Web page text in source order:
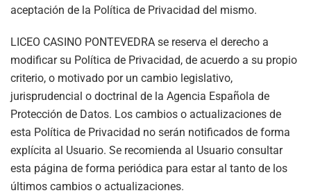
aceptación de la Política de Privacidad del mismo.
LICEO CASINO PONTEVEDRA se reserva el derecho a
modificar su Política de Privacidad, de acuerdo a su propio
criterio, o motivado por un cambio legislativo,
jurisprudencial o doctrinal de la Agencia Española de
Protección de Datos. Los cambios o actualizaciones de
esta Política de Privacidad no serán notificados de forma
explícita al Usuario. Se recomienda al Usuario consultar
esta página de forma periódica para estar al tanto de los
últimos cambios o actualizaciones.